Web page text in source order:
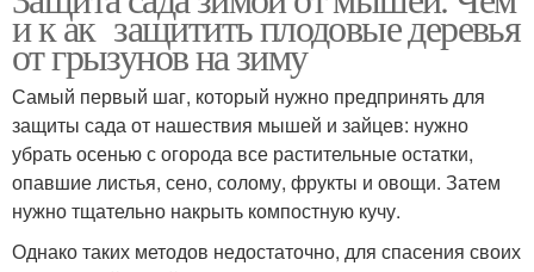
и к ак защитить плодовые деревья
от грызунов на зиму
Самый первый шаг, который нужно предпринять для
защиты сада от нашествия мышей и зайцев: нужно
убрать осенью с огорода все растительные остатки,
опавшие листья, сено, солому, фрукты и овощи. Затем
нужно тщательно накрыть компостную кучу.
Однако таких методов недостаточно, для спасения своих